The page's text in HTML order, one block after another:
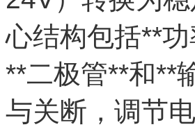
心结构包括**
**二极管**和**
与关断，调节